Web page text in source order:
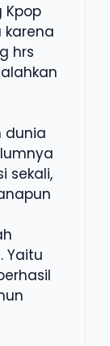
hrs
dunia
sekali,
Yaitu